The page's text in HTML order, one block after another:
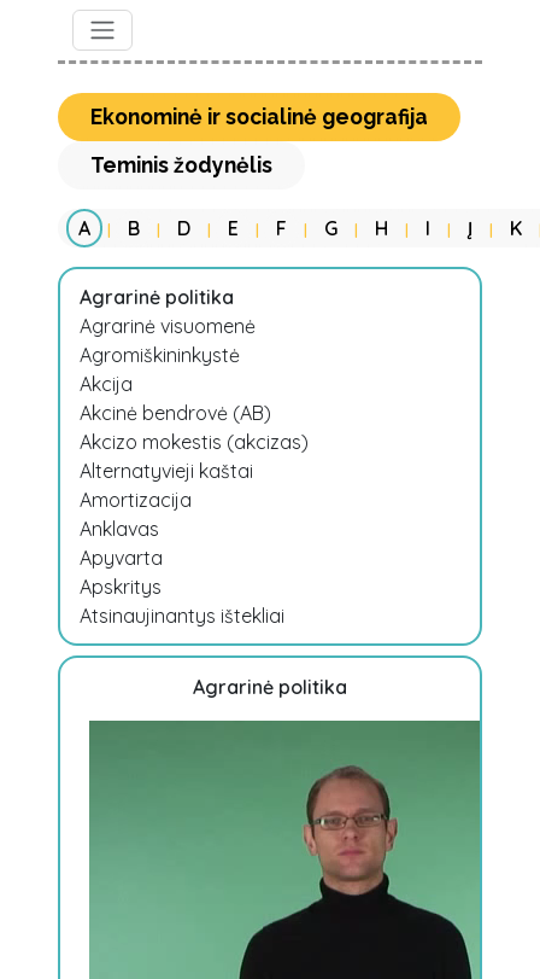
Ekonominė ir socialinė geografija
Teminis žodynėlis
A | B | D | E | F | G | H | I | Į | K
Agrarinė politika
Agrarinė visuomenė
Agromiškininkystė
Akcija
Akcinė bendrovė (AB)
Akcizo mokestis (akcizas)
Alternatyvieji kaštai
Amortizacija
Anklavas
Apyvarta
Apskritys
Atsinaujinantys ištekliai
Agrarinė politika